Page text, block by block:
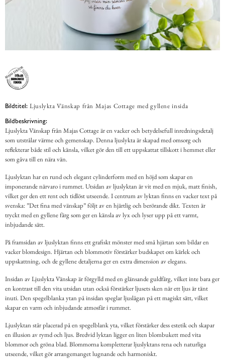
Bildtitel: Ljuslykta Vänskap från Majas Cottage med gyllene insida
Bildbeskrivning:
Ljuslykta Vänskap från Majas Cottage är en vacker och betydelsefull inredningsdetalj
som utstrålar värme och gemenskap. Denna ljuslykta är skapad med omsorg och
reflekterar både stil och känsla, vilket gör den till ett uppskattat tillskott i hemmet eller
som gåva till en nära vän.
Ljuslyktan har en rund och elegant cylinderform med en höjd som skapar en
imponerande närvaro i rummet. Utsidan av ljuslyktan är vit med en mjuk, matt finish,
vilket ger den ett rent och tidlöst utseende. I centrum av lyktan finns en vacker text på
svenska: ”Det fina med vänskap” följt av en hjärtlig och berörande dikt. Texten är
tryckt med en gyllene färg som ger en känsla av lyx och lyser upp på ett varmt,
inbjudande sätt.
På framsidan av ljuslyktan finns ett grafiskt mönster med små hjärtan som bildar en
vacker blomdesign. Hjärtan och blommotiv förstärker budskapet om kärlek och
uppskattning, och de gyllene detaljerna ger en extra dimension av elegans.
Insidan av Ljuslykta Vänskap är förgylld med en glänsande guldfärg, vilket inte bara ger
en kontrast till den vita utsidan utan också förstärker ljusets sken när ett ljus är tänt
inuti. Den spegelblanka ytan på insidan speglar ljuslågan på ett magiskt sätt, vilket
skapar en varm och inbjudande atmosfär i rummet.
Ljuslyktan står placerad på en spegelblank yta, vilket förstärker dess estetik och skapar
en illusion av rymd och ljus. Bredvid lyktan ligger en liten blombukett med vita
blommor och gröna blad. Blommorna kompletterar ljuslyktans rena och naturliga
utseende, vilket gör arrangemanget lugnande och harmoniskt.